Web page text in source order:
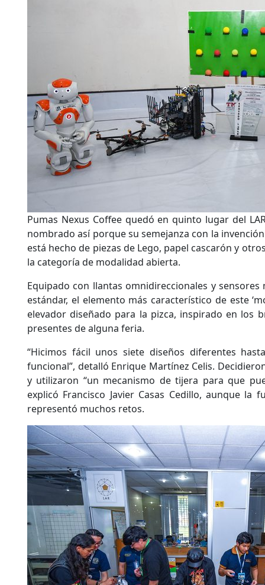
Pumas Nexus Coffee quedó en quinto lugar del
nombrado así porque su semejanza con la
está hecho de piezas de Lego, papel cascarón y
la categoría de modalidad abierta.
Equipado con llantas omnidireccionales y
estándar, el elemento más característico de este
elevador diseñado para la pizca, inspirado en los
presentes de alguna feria.
“Hicimos fácil unos siete diseños diferentes
funcional”, detalló Enrique Martínez Celis.
y utilizaron “un mecanismo de tijera para que
explicó Francisco Javier Casas Cedillo, aunque la
representó muchos retos.